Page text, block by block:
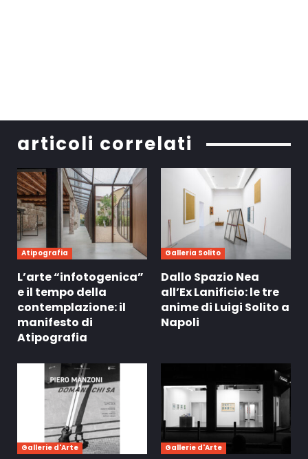
articoli correlati
Atipografia
L’arte “infotogenica”
e il tempo della
contemplazione: il
manifesto di
Atipografia
Galleria Solito
Dallo Spazio Nea
all’Ex Lanificio: le tre
anime di Luigi Solito a
Napoli
Gallerie d'Arte Gallerie d'Arte